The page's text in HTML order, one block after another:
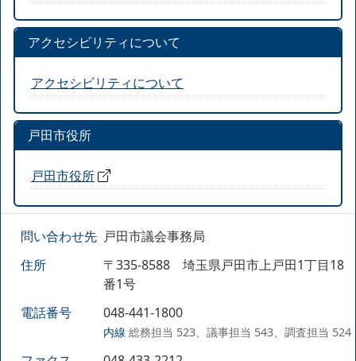
アクセシビリティについて
アクセシビリティについて
戸田市役所
戸田市役所
問い合わせ先 戸田市議会事務局
住所
〒335-8588 埼玉県戸田市上戸田1丁目18
番1号
電話番号
048-441-1800
内線 総務担当 523、議事担当 543、調査担当 524